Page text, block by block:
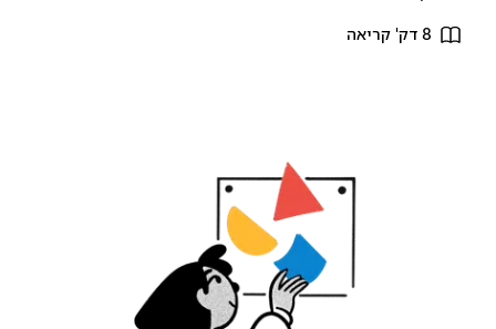
8 דק' קריאה